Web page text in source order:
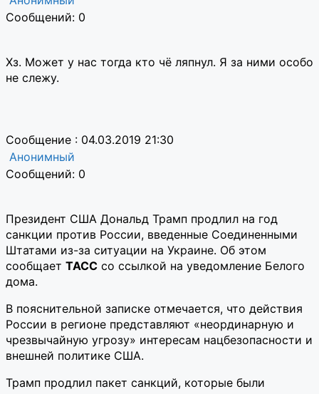
Сообщений: 0
Хз. Может у нас тогда кто чё ляпнул. Я за ними особо
не слежу.
Сообщение : 04.03.2019 21:30
Анонимный
Сообщений: 0
Президент США Дональд Трамп продлил на год
санкции против России, введенные Соединенными
Штатами из-за ситуации на Украине. Об этом
сообщает ТАСС со ссылкой на уведомление Белого
дома.
В пояснительной записке отмечается, что действия
России в регионе представляют «неординарную и
чрезвычайную угрозу» интересам нацбезопасности и
внешней политике США.
Трамп продлил пакет санкций, которые были